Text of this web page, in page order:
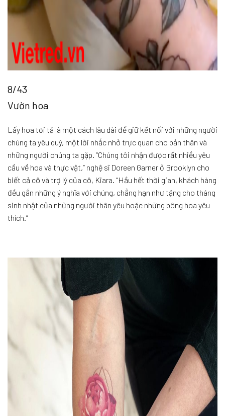
8/43
Vườn hoa
Lấy hoa tơi tả là một cách lâu dài để giữ kết nối với những người
chúng ta yêu quý, một lời nhắc nhở trực quan cho bản thân và
những người chúng ta gặp. “Chúng tôi nhận được rất nhiều yêu
cầu về hoa và thực vật,” nghệ sĩ Doreen Garner ở Brooklyn cho
biết cả cô và trợ lý của cô, Kiara. “Hầu hết thời gian, khách hàng
đều gắn những ý nghĩa với chúng, chẳng hạn như tặng cho tháng
sinh nhật của những người thân yêu hoặc những bông hoa yêu
thích.”